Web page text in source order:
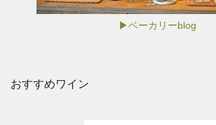
▶ベーカリーblog
おすすめワイン